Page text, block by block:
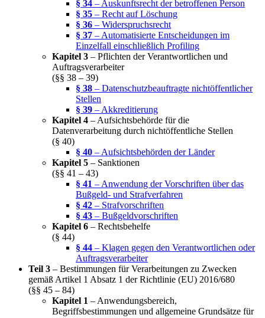
§ 34 – Auskunftsrecht der betroffenen Person
§ 35 – Recht auf Löschung
§ 36 – Widerspruchsrecht
§ 37 – Automatisierte Entscheidungen im
Einzelfall einschließlich Profiling
Kapitel 3 – Pflichten der Verantwortlichen und
Auftragsverarbeiter
(§§ 38 – 39)
§ 38 – Datenschutzbeauftragte nichtöffentlicher
Stellen
§ 39 – Akkreditierung
Kapitel 4 – Aufsichtsbehörde für die
Datenverarbeitung durch nichtöffentliche Stellen
(§ 40)
§ 40 – Aufsichtsbehörden der Länder
Kapitel 5 – Sanktionen
(§§ 41 – 43)
§ 41 – Anwendung der Vorschriften über das
Bußgeld- und Strafverfahren
§ 42 – Strafvorschriften
§ 43 – Bußgeldvorschriften
Kapitel 6 – Rechtsbehelfe
(§ 44)
§ 44 – Klagen gegen den Verantwortlichen oder
Auftragsverarbeiter
Teil 3 – Bestimmungen für Verarbeitungen zu Zwecken
gemäß Artikel 1 Absatz 1 der Richtlinie (EU) 2016/680
(§§ 45 – 84)
Kapitel 1 – Anwendungsbereich,
Begriffsbestimmungen und allgemeine Grundsätze für